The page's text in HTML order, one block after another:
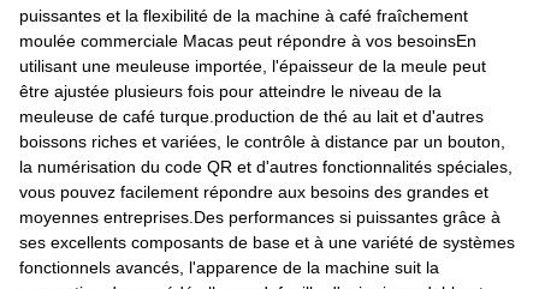
puissantes et la flexibilité de la machine à café fraîchement
moulée commerciale Macas peut répondre à vos besoinsEn
utilisant une meuleuse importée, l'épaisseur de la meule peut
être ajustée plusieurs fois pour atteindre le niveau de la
meuleuse de café turque.production de thé au lait et d'autres
boissons riches et variées, le contrôle à distance par un bouton,
la numérisation du code QR et d'autres fonctionnalités spéciales,
vous pouvez facilement répondre aux besoins des grandes et
moyennes entreprises.Des performances si puissantes grâce à
ses excellents composants de base et à une variété de systèmes
fonctionnels avancés, l'apparence de la machine suit la